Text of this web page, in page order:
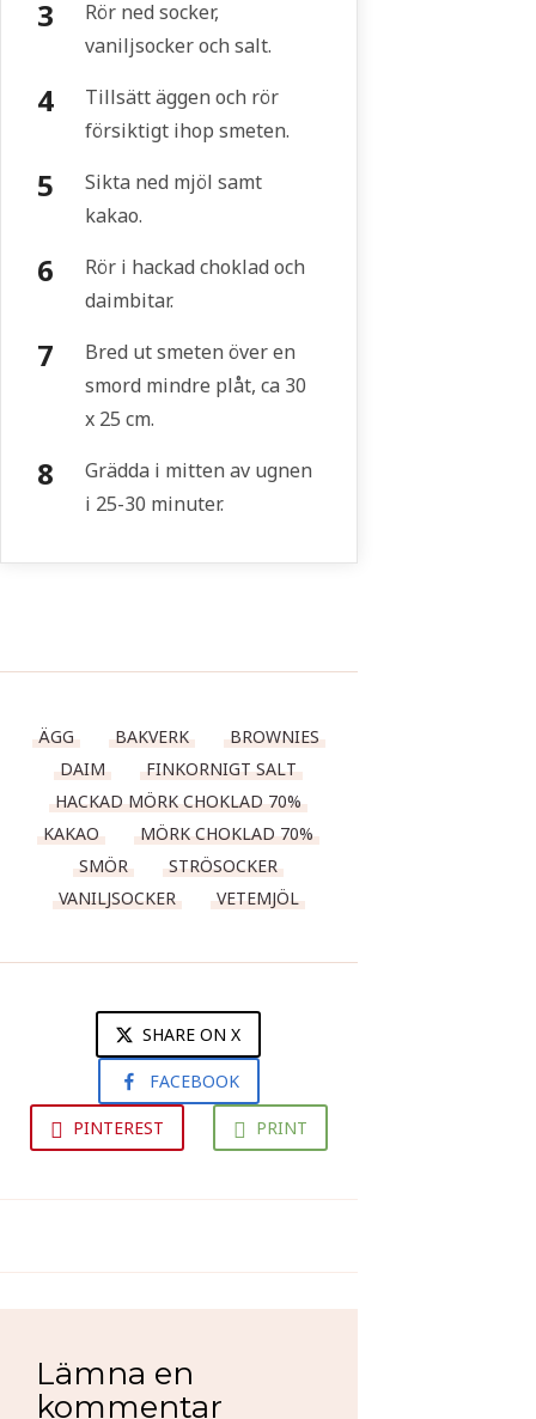
Rör ned socker,
vaniljsocker och salt.
Tillsätt äggen och rör
försiktigt ihop smeten.
Sikta ned mjöl samt
kakao.
Rör i hackad choklad och
daimbitar.
Bred ut smeten över en
smord mindre plåt, ca 30
x 25 cm.
Grädda i mitten av ugnen
i 25-30 minuter.
ÄGG BAKVERK
BROWNIES
DAIM
FINKORNIGT SALT
HACKAD MÖRK CHOKLAD 70%
KAKAO
MÖRK CHOKLAD 70%
SMÖR
STRÖSOCKER
VANILJSOCKER
VETEMJÖL
SHARE ON X
FACEBOOK
PINTEREST PRINT
Lämna en
kommentar